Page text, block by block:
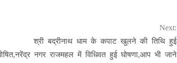
Next:
श्री बद्रीनाथ धाम के कपाट खुलने की तिथि हुई
नगर राजमहल में विधिवत हुई घोषणा,आप भी जाने